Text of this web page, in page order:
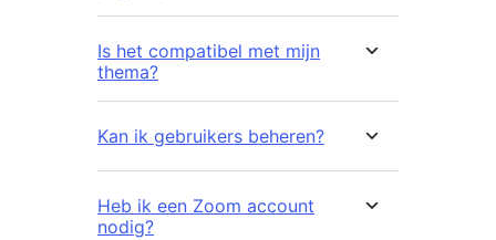
Is het compatibel met mijn
thema?
Kan ik gebruikers beheren?
Heb ik een Zoom account
nodig?